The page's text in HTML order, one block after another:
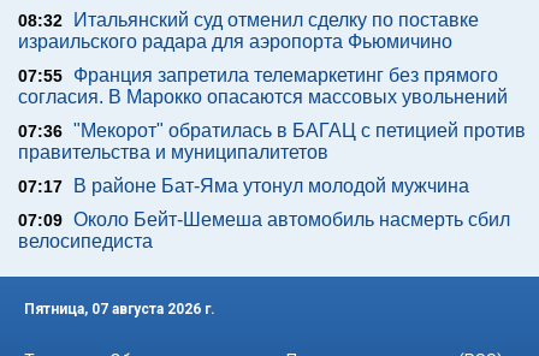
08:32
Итальянский суд отменил сделку по поставке
израильского радара для аэропорта Фьюмичино
07:55
Франция запретила телемаркетинг без прямого
согласия. В Марокко опасаются массовых увольнений
07:36 "Мекорот" обратилась в БАГАЦ с петицией против
правительства и муниципалитетов
07:17 В районе Бат-Яма утонул молодой мужчина
07:09 Около Бейт-Шемеша автомобиль насмерть сбил
велосипедиста
Пятница, 07 августа 2026 г.